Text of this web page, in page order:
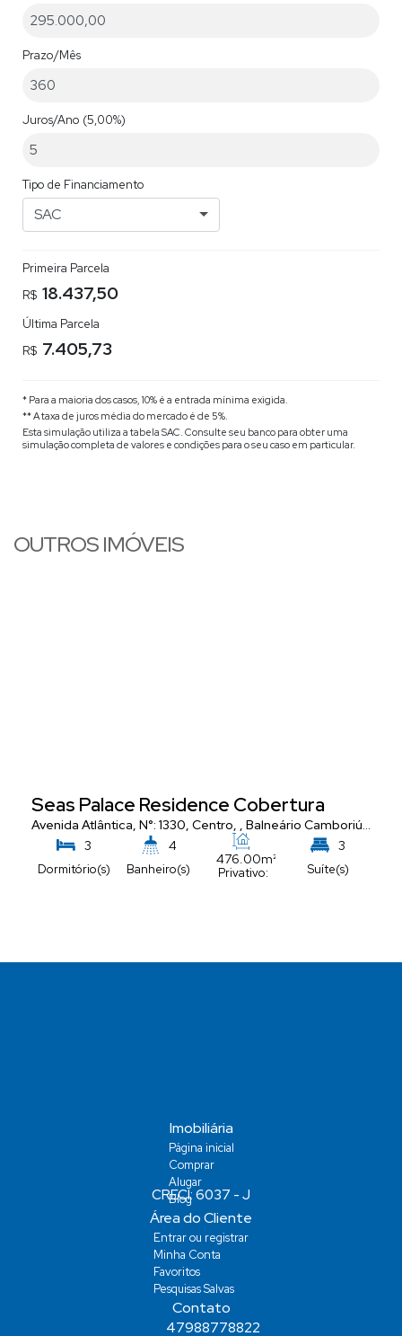
Prazo/Mês
Juros/Ano (5,00%)
Tipo de Financiamento
SAC
Primeira Parcela
R$ 18.437,50
Última Parcela
R$ 7.405,73
* Para a maioria dos casos, 10% é a entrada mínima exigida.
** A taxa de juros média do mercado é de 5%.
Esta simulação utiliza a tabela SAC. Consulte seu banco para obter uma
simulação completa de valores e condições para o seu caso em particular.
OUTROS IMÓVEIS
Seas Palace Residence Cobertura
Avenida Atlântica, N°: 1330, Centro , Balneário Camboriú,
3
Dormitório(s)
4
Banheiro(s) Privativo:
476.00m²
3
Suíte(s)
Imobiliária
Página inicial
Comprar
Alugar
Blog
Área do Cliente
Entrar ou registrar
Minha Conta
Favoritos
Pesquisas Salvas
Contato
47988778822